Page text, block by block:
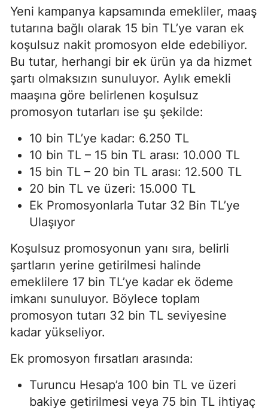
Yeni kampanya kapsamında emekliler, maaş
tutarına bağlı olarak 15 bin TL’ye varan ek
koşulsuz nakit promosyon elde edebiliyor.
Bu tutar, herhangi bir ek ürün ya da hizmet
şartı olmaksızın sunuluyor. Aylık emekli
maaşına göre belirlenen koşulsuz
promosyon tutarları ise şu şekilde:
10 bin TL’ye kadar: 6.250 TL
10 bin TL – 15 bin TL arası: 10.000 TL
15 bin TL – 20 bin TL arası: 12.500 TL
20 bin TL ve üzeri: 15.000 TL
Ek Promosyonlarla Tutar 32 Bin TL’ye
Ulaşıyor
Koşulsuz promosyonun yanı sıra, belirli
şartların yerine getirilmesi halinde
emeklilere 17 bin TL’ye kadar ek ödeme
imkanı sunuluyor. Böylece toplam
promosyon tutarı 32 bin TL seviyesine
kadar yükseliyor.
Ek promosyon fırsatları arasında:
Turuncu Hesap’a 100 bin TL ve üzeri
bakiye getirilmesi veya 75 bin TL ihtiyaç